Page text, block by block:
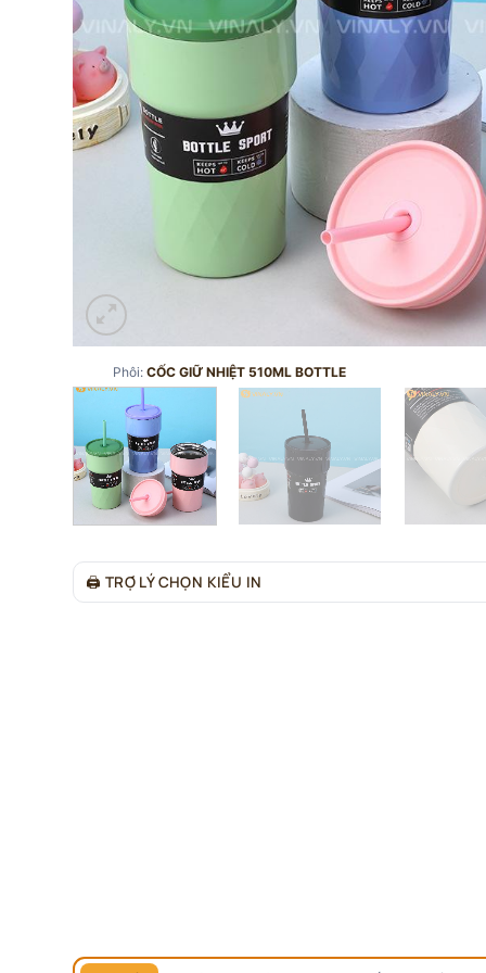
Phôi: CỐC GIỮ NHIỆT 510ML BOTTLE
🖨 TRỢ LÝ CHỌN KIỂU IN